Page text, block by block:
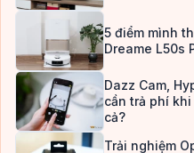
5 điểm mình
Dreame L50s
Dazz Cam,
cần trả phí
cả?
Trải nghiệm